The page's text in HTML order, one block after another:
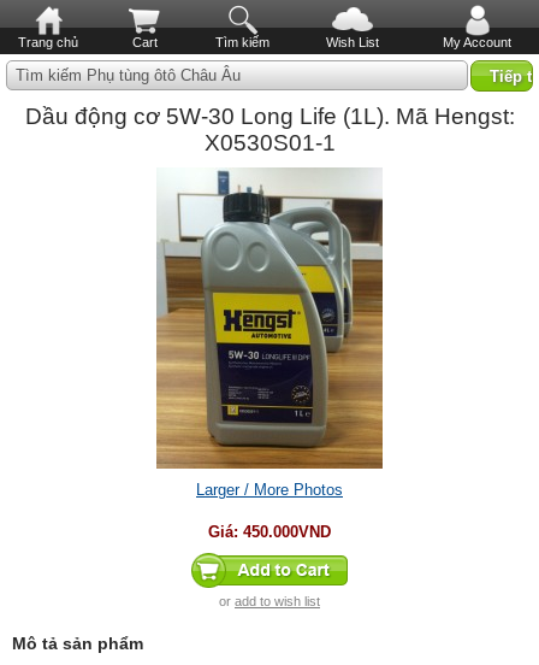
Trang chủ Cart Tìm kiếm Wish List My Account
Tìm kiếm Phụ tùng ôtô Châu Âu
Dầu động cơ 5W-30 Long Life (1L). Mã Hengst:
X0530S01-1
Larger / More Photos
Giá: 450.000VND
or add to wish list
Mô tả sản phẩm